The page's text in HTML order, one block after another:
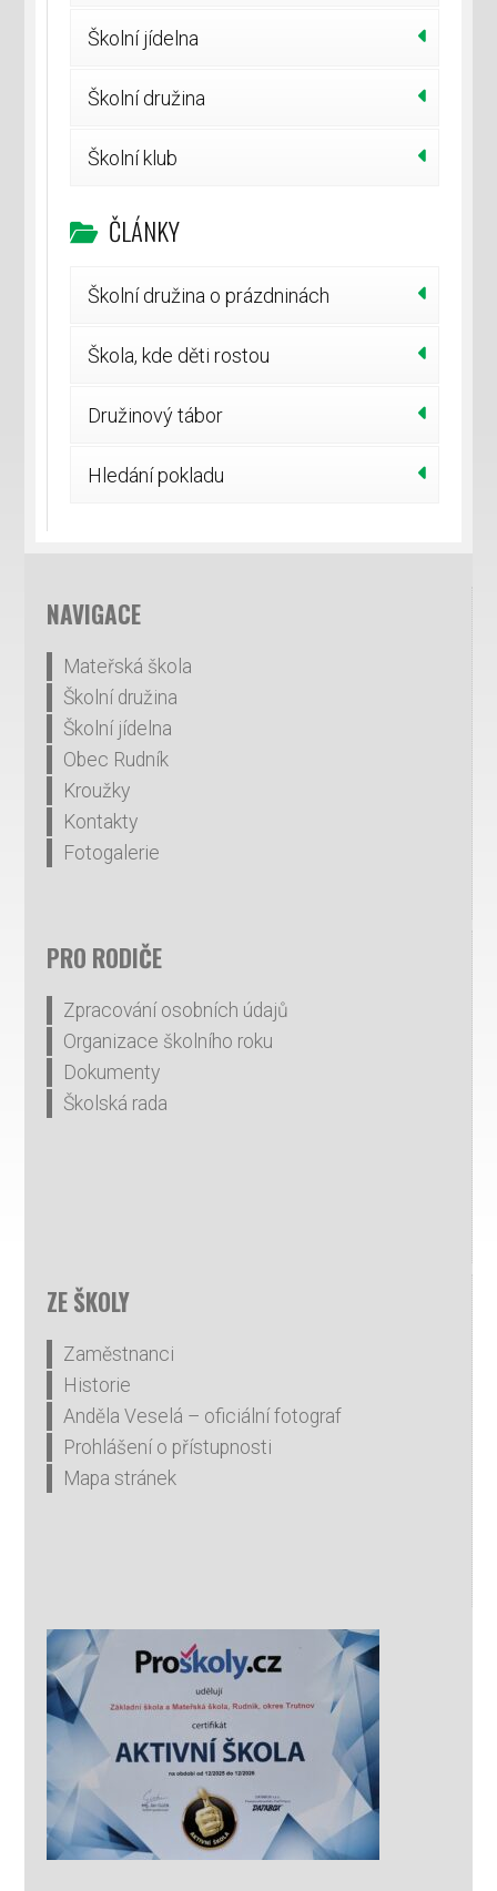
Školní jídelna
Školní družina
Školní klub
ČLÁNKY
Školní družina o prázdninách
Škola, kde děti rostou
Družinový tábor
Hledání pokladu
NAVIGACE
Mateřská škola
Školní družina
Školní jídelna
Obec Rudník
Kroužky
Kontakty
Fotogalerie
PRO RODIČE
Zpracování osobních údajů
Organizace školního roku
Dokumenty
Školská rada
ZE ŠKOLY
Zaměstnanci
Historie
Anděla Veselá – oficiální fotograf
Prohlášení o přístupnosti
Mapa stránek